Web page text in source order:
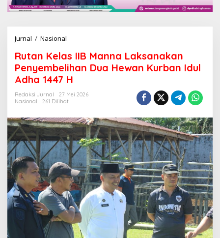
Jurnal / Nasional
t
a
n
K
e
l
s
I
I
B
M
a
n
n
a
L
a
k
s
a
Rutan Kelas IIB Manna Laksanakan
Penyembelihan Dua Hewan Kurban Idul
Adha 1447 H
Redaksi Jurnal
27 Mei 2026
Nasional
261 Dilihat